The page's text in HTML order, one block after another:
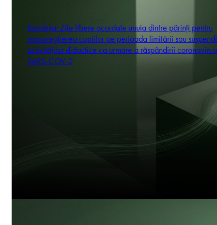
România: Zile libere acordate unuia dintre părinți pentru
supravegherea copiilor pe perioada limitării sau
activităților didactice ca urmare a răspândirii
SARS-COV-2